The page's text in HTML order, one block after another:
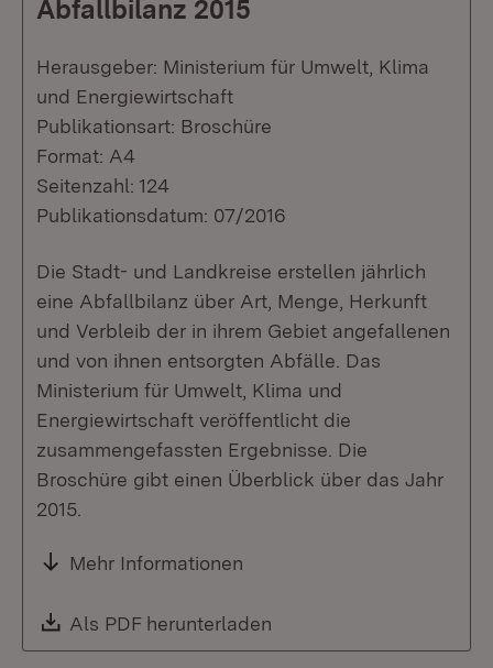
Abfallbilanz 2015
Herausgeber: Ministerium für Umwelt, Klima
und Energiewirtschaft
Publikationsart: Broschüre
Format: A4
Seitenzahl: 124
Publikationsdatum: 07/2016
Die Stadt- und Landkreise erstellen jährlich
eine Abfallbilanz über Art, Menge, Herkunft
und Verbleib der in ihrem Gebiet angefallenen
und von ihnen entsorgten Abfälle. Das
Ministerium für Umwelt, Klima und
Energiewirtschaft veröffentlicht die
zusammengefassten Ergebnisse. Die
Broschüre gibt einen Überblick über das Jahr
2015.
Mehr Informationen
Download:
Als PDF herunterladen